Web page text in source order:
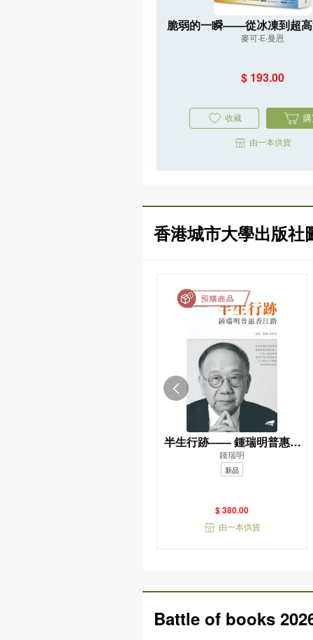
脆弱的一瞬——從冰凍到超
重返45億年氣候史，直指人
麥可‧E‧曼恩
$ 193.00
收藏
由一本供貨
香港城市大學出版社
半生行跡—— 鍾瑞明普惠香
江路
鍾瑞明
新品
$ 380.00
由一本供貨
Battle of books